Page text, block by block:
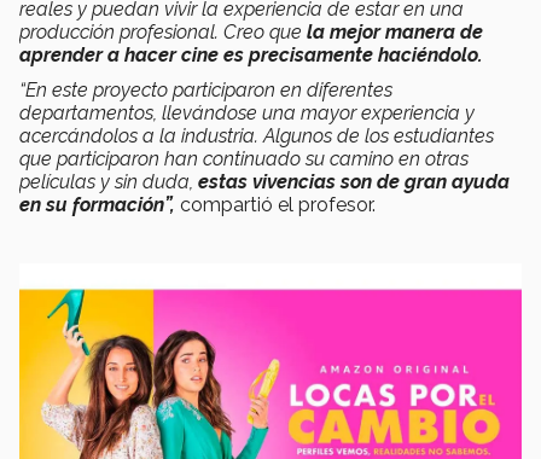
reales y puedan vivir la experiencia de estar en una
producción profesional. Creo que la mejor manera de
aprender a hacer cine es precisamente haciéndolo.
“En este proyecto participaron en diferentes
departamentos, llevándose una mayor experiencia y
acercándolos a la industria. Algunos de los estudiantes
que participaron han continuado su camino en otras
películas y sin duda, estas vivencias son de gran ayuda
en su formación”, compartió el profesor.